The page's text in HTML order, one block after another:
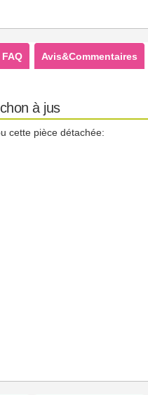
FAQ Avis&Commentaires
à jus
cette pièce détachée: